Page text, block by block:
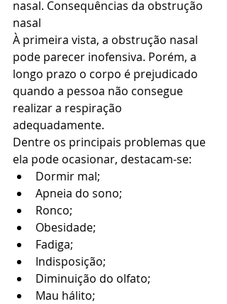
nasal. Consequências da obstrução
nasal
À primeira vista, a obstrução nasal
pode parecer inofensiva. Porém, a
longo prazo o corpo é prejudicado
quando a pessoa não consegue
realizar a respiração
adequadamente.
Dentre os principais problemas que
ela pode ocasionar, destacam-se:
Dormir mal;
Apneia do sono;
Ronco;
Obesidade;
Fadiga;
Indisposição;
Diminuição do olfato;
Mau hálito;